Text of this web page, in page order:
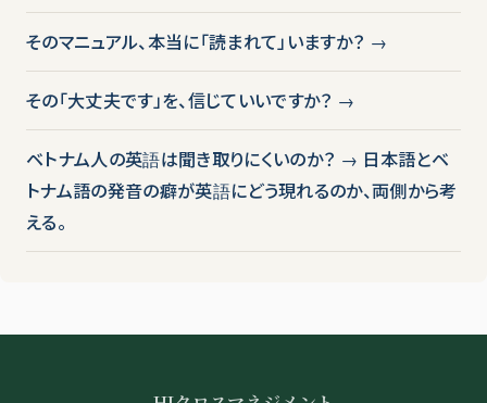
そのマニュアル、本当に「読まれて」いますか？ →
その「大丈夫です」を、信じていいですか？ →
ベトナム人の英語は聞き取りにくいのか？ → 日本語とベ
トナム語の発音の癖が英語にどう現れるのか、両側から考
える。